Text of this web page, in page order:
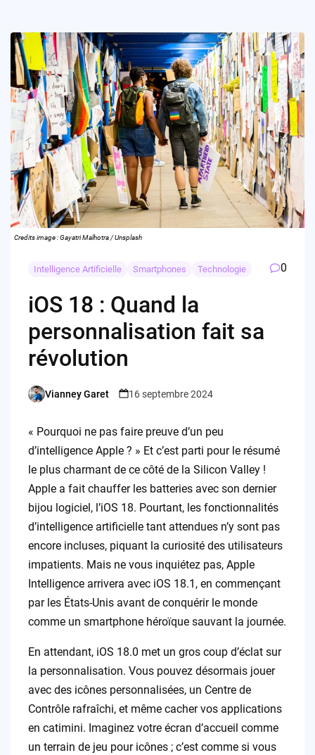
Credits image : Gayatri Malhotra / Unsplash
Intelligence Artificielle Smartphones Technologie 0
iOS 18 : Quand la
personnalisation fait sa
révolution
Posted
Vianney Garet 16 septembre 2024
« Pourquoi ne pas faire preuve d’un peu
d’intelligence Apple ? » Et c’est parti pour le résumé
le plus charmant de ce côté de la Silicon Valley !
Apple a fait chauffer les batteries avec son dernier
bijou logiciel, l’iOS 18. Pourtant, les fonctionnalités
d’intelligence artificielle tant attendues n’y sont pas
encore incluses, piquant la curiosité des utilisateurs
impatients. Mais ne vous inquiétez pas, Apple
Intelligence arrivera avec iOS 18.1, en commençant
par les États-Unis avant de conquérir le monde
comme un smartphone héroïque sauvant la journée.
En attendant, iOS 18.0 met un gros coup d’éclat sur
la personnalisation. Vous pouvez désormais jouer
avec des icônes personnalisées, un Centre de
Contrôle rafraîchi, et même cacher vos applications
en catimini. Imaginez votre écran d’accueil comme
un terrain de jeu pour icônes ; c’est comme si vous